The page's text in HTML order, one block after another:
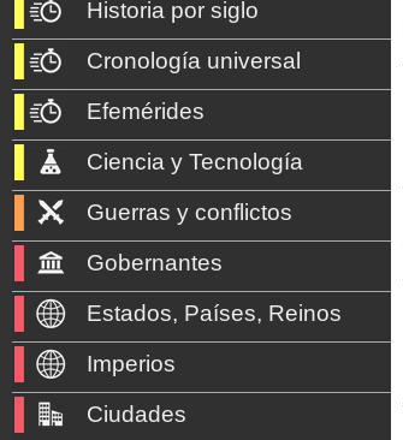
Historia por siglo
Cronología universal
Efemérides
Ciencia y Tecnología
Guerras y conflictos
Gobernantes
Estados, Países, Reinos
Imperios
Ciudades